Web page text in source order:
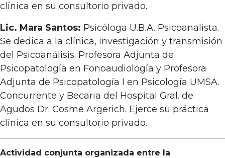
clínica en su consultorio privado.
Lic. Mara Santos: Psicóloga U.B.A. Psicoanalista.
Se dedica a la clínica, investigación y transmisión
del Psicoanálisis. Profesora Adjunta de
Psicopatología en Fonoaudiología y Profesora
Adjunta de Psicopatología I en Psicología UMSA.
Concurrente y Becaria del Hospital Gral. de
Agudos Dr. Cosme Argerich. Ejerce su práctica
clínica en su consultorio privado.
Actividad conjunta organizada entre la